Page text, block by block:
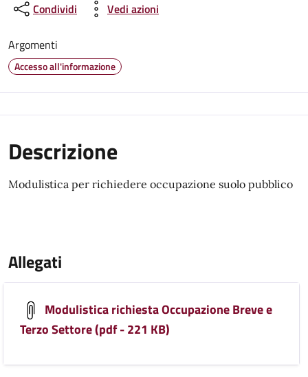
Condividi Vedi azioni
Argomenti
Accesso all'informazione
Descrizione
Modulistica per richiedere occupazione suolo pubblico
Allegati
Modulistica richiesta Occupazione Breve e
Terzo Settore (pdf - 221 KB)